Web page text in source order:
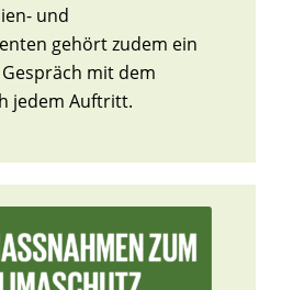
und
gehört zudem ein
mit dem
jedem Auftritt.